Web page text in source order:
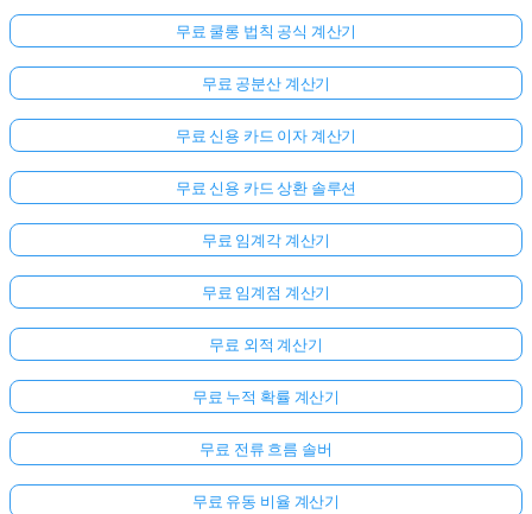
무료 쿨롱 법칙 공식 계산기
무료 공분산 계산기
무료 신용 카드 이자 계산기
무료 신용 카드 상환 솔루션
무료 임계각 계산기
무료 임계점 계산기
무료 외적 계산기
무료 누적 확률 계산기
무료 전류 흐름 솔버
무료 유동 비율 계산기